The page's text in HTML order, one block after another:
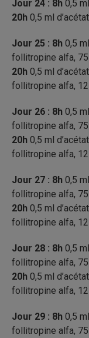
Jour 24 : 8h 0,5
20h 0,5 ml
Jour 25 : 8h 0,5
follitropine alfa,
20h 0,5 ml
follitropine alfa,
Jour 26 : 8h 0,5
follitropine alfa,
20h 0,5 ml
follitropine alfa,
Jour 27 : 8h 0,5
follitropine alfa,
20h 0,5 ml
follitropine alfa,
Jour 28 : 8h 0,5
follitropine alfa,
20h 0,5 ml
follitropine alfa,
Jour 29 : 8h 0,5
follitropine alfa,